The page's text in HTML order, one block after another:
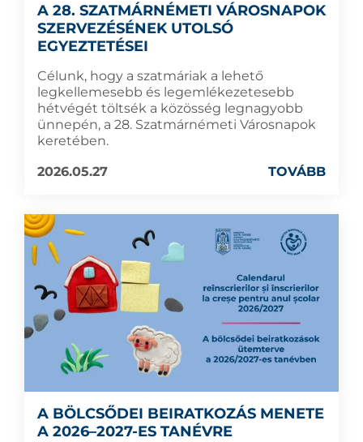
A 28. SZATMÁRNÉMETI VÁROSNAPOK
SZERVEZÉSÉNEK UTOLSÓ
EGYEZTETÉSEI
Célunk, hogy a szatmáriak a lehető
legkellemesebb és legemlékezetesebb
hétvégét töltsék a közösség legnagyobb
ünnepén, a 28. Szatmárnémeti Városnapok
keretében.
2026.05.27
TOVÁBB
A BÖLCSŐDEI BEIRATKOZÁS MENETE
A 2026–2027-ES TANÉVRE